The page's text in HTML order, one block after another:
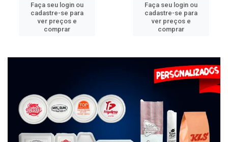
Faça seu login ou
cadastre-se para
ver preços e
comprar
Faça seu login ou
cadastre-se para
ver preços e
comprar